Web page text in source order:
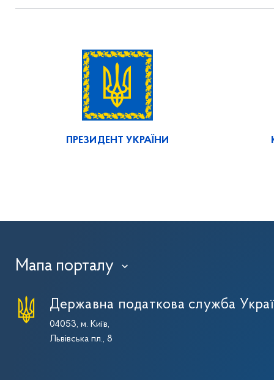
ПРЕЗИДЕНТ УКРАЇНИ
Мапа порталу ›
Державна податкова служба
04053, м. Київ,
Львівська пл., 8